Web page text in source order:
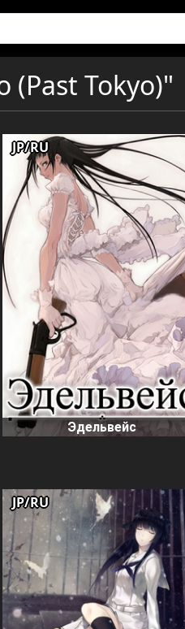
Tokyo)"
Эдельвейс
JP/RU
JP/RU